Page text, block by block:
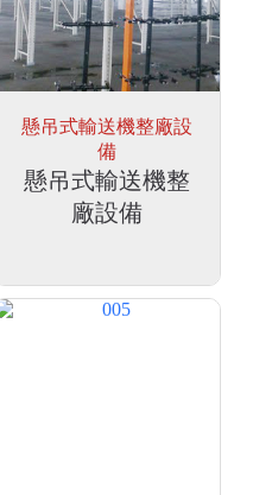
懸吊式輸送機整廠設
備
懸吊式輸送機整
廠設備